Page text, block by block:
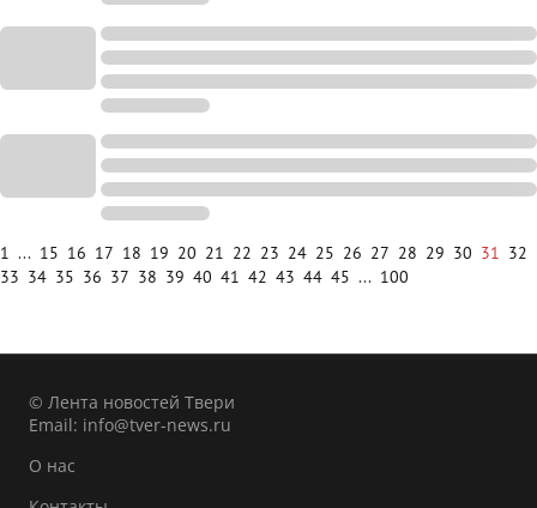
1 ... 15 16 17 18 19 20 21 22 23 24 25 26 27 28 29 30 31 32
33 34 35 36 37 38 39 40 41 42 43 44 45 ... 100
© Лента новостей Твери
Email: info@tver-news.ru
О нас